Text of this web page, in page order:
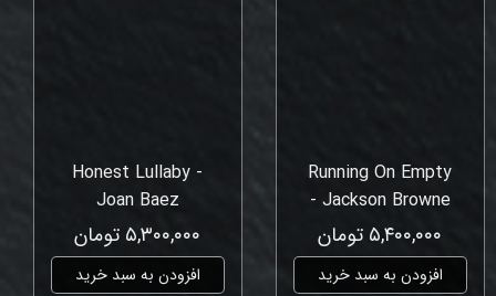
Running On Empty
- Jackson Browne
۵,۴۰۰,۰۰۰ تومان
افزودن به سبد خرید
Honest Lullaby -
Joan Baez
۵,۳۰۰,۰۰۰ تومان
افزودن به سبد خرید